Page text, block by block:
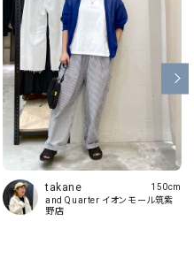
takane
and Quarter イオンモール筑紫
野店
150cm